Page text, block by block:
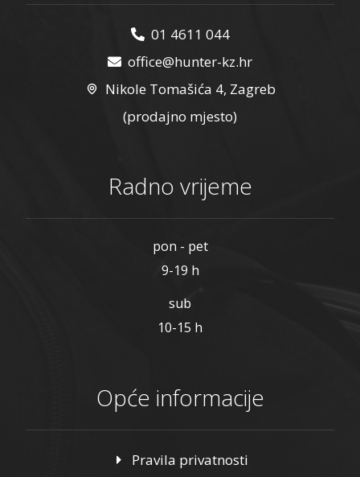
01 4611 044
office@hunter-kz.hr
Nikole Tomašića 4, Zagreb
(prodajno mjesto)
Radno vrijeme
pon - pet
9-19 h
sub
10-15 h
Opće informacije
Pravila privatnosti